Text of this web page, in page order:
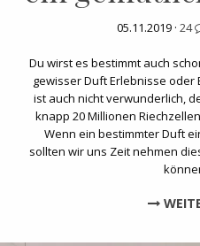
05.11.2019 · 24
Du wirst es bestimmt auch
gewisser Duft Erlebnisse oder
ist auch nicht verwunderlich,
knapp 20 Millionen
Wenn ein bestimmter Duft
sollten wir uns Zeit nehmen